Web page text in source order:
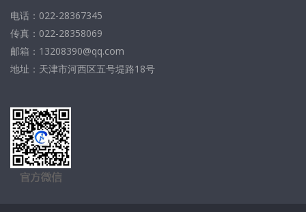
电话：022-28367345
传真：022-28358069
邮箱：13208390@qq.com
地址：天津市河西区五号堤路18号